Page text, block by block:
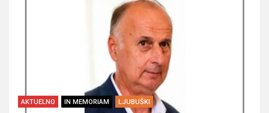
AKTUELNO IN MEMORIAM LJUBUŠKI